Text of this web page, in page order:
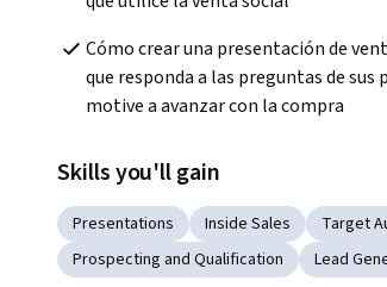
Cómo crear una presentación de
que responda a las preguntas de sus
motive a avanzar con la compra
Skills you'll gain
Presentations Inside Sales Target
Prospecting and Qualification
Lead